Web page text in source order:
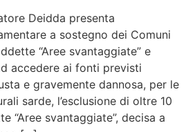
Deidda presenta
a sostegno dei Comuni
“Aree svantaggiate” e
accedere ai fonti previsti
e gravemente dannosa, per le
sarde, l’esclusione di oltre 10
“Aree svantaggiate”, decisa a